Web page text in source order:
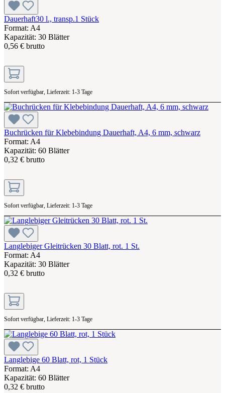
Dauerhaft30 l., transp.1 Stück
Format: A4
Kapazität: 30 Blätter
0,56 € brutto
Sofort verfügbar, Lieferzeit: 1-3 Tage
Buchrücken für Klebebindung Dauerhaft, A4, 6 mm, schwarz
Format: A4
Kapazität: 60 Blätter
0,32 € brutto
Sofort verfügbar, Lieferzeit: 1-3 Tage
Langlebiger Gleitrücken 30 Blatt, rot. 1 St.
Format: A4
Kapazität: 30 Blätter
0,32 € brutto
Sofort verfügbar, Lieferzeit: 1-3 Tage
Langlebige 60 Blatt, rot, 1 Stück
Format: A4
Kapazität: 60 Blätter
0,32 € brutto